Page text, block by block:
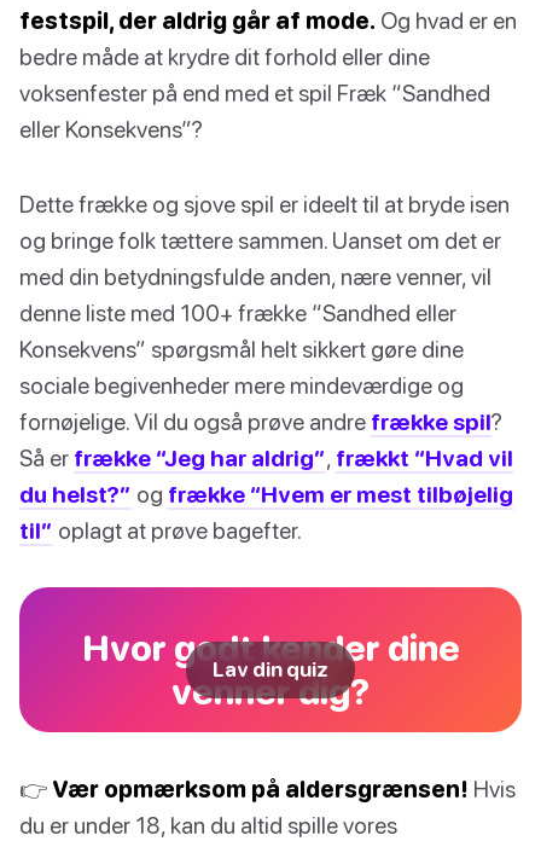
festspil, der aldrig går af mode. Og hvad er en
bedre måde at krydre dit forhold eller dine
voksenfester på end med et spil Fræk “Sandhed
eller Konsekvens”?
Dette frække og sjove spil er ideelt til at bryde isen
og bringe folk tættere sammen. Uanset om det er
med din betydningsfulde anden, nære venner, vil
denne liste med 100+ frække “Sandhed eller
Konsekvens” spørgsmål helt sikkert gøre dine
sociale begivenheder mere mindeværdige og
fornøjelige. Vil du også prøve andre frække spil?
Så er frække “Jeg har aldrig”, frækkt “Hvad vil
du helst?” og frække “Hvem er mest tilbøjelig
til” oplagt at prøve bagefter.
Hvor godt kender dine
venner dig?
Lav din quiz
👉 Vær opmærksom på aldersgrænsen! Hvis
du er under 18, kan du altid spille vores